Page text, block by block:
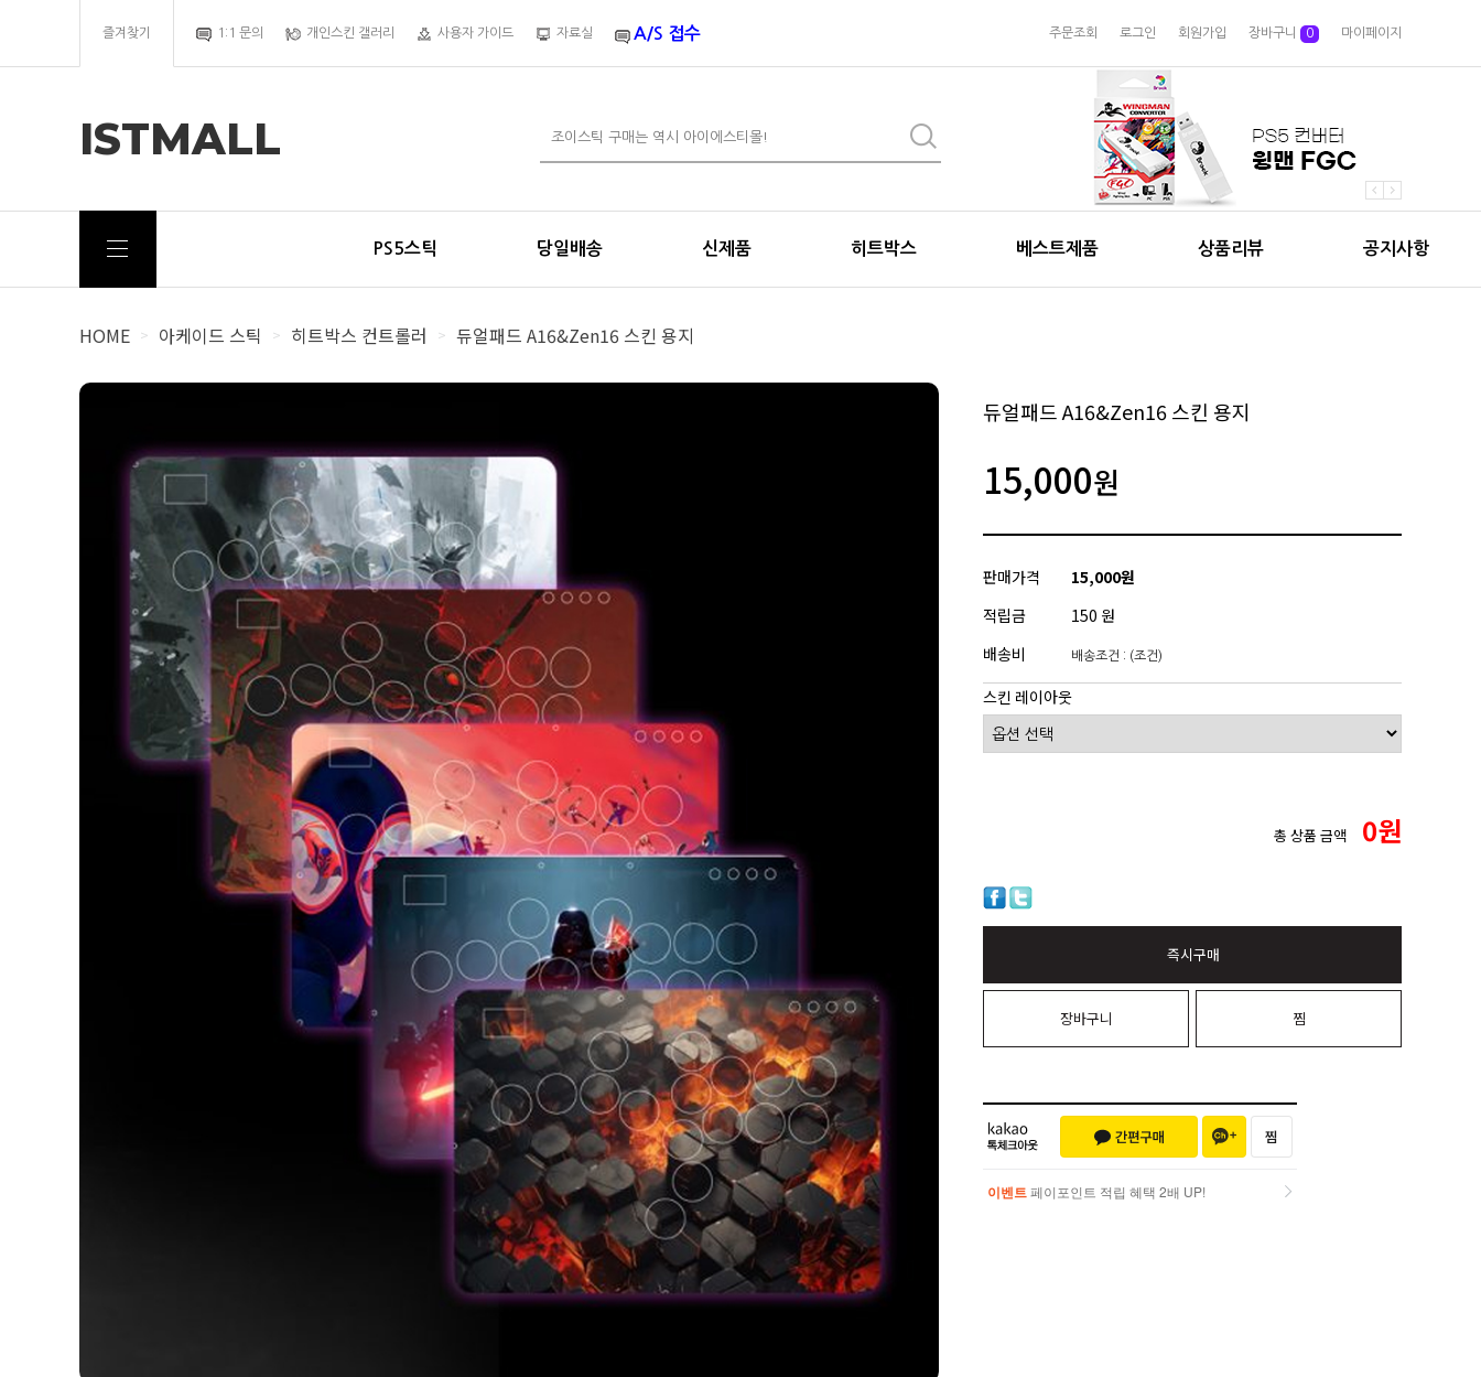
즐겨찾기 1:1 문의 개인스킨 갤러리 사용자 가이드 자료실 A/S 접수 주문조회 로그인 회원가입 장바구니 0 마이페이지
ISTMALL
PS5스틱 당일배송 신제품 히트박스 베스트제품 상품리뷰 공지사항
HOME > 아케이드 스틱 > 히트박스 컨트롤러 > 듀얼패드 A16&Zen16 스킨 용지
듀얼패드 A16&Zen16 스킨 용지
15,000원
판매가격
15,000원
적립금
150 원
배송비
배송조건 : (조건)
스킨 레이아웃
총 상품 금액 0원
즉시구매
장바구니 찜
이벤트 페이포인트 적립 혜택 2배 UP!